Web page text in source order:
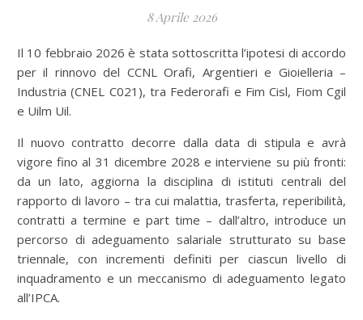
8 Aprile 2026
Il 10 febbraio 2026 è stata sottoscritta l’ipotesi di accordo
per il rinnovo del CCNL Orafi, Argentieri e Gioielleria –
Industria (CNEL C021), tra Federorafi e Fim Cisl, Fiom Cgil
e Uilm Uil.
Il nuovo contratto decorre dalla data di stipula e avrà
vigore fino al 31 dicembre 2028 e interviene su più fronti:
da un lato, aggiorna la disciplina di istituti centrali del
rapporto di lavoro – tra cui malattia, trasferta, reperibilità,
contratti a termine e part time – dall’altro, introduce un
percorso di adeguamento salariale strutturato su base
triennale, con incrementi definiti per ciascun livello di
inquadramento e un meccanismo di adeguamento legato
all’IPCA.